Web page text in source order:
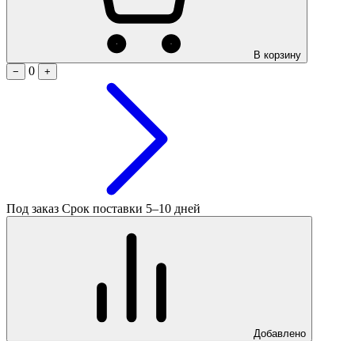
В корзину
−
0 +
Под заказ Срок поставки 5–10 дней
Добавлено